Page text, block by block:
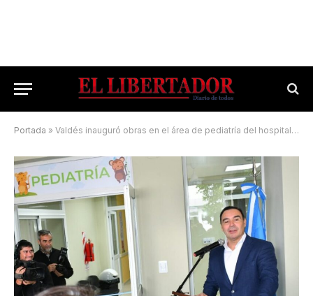
Portada » Valdés inauguró obras en el área de pediatría del hospital de Saladas